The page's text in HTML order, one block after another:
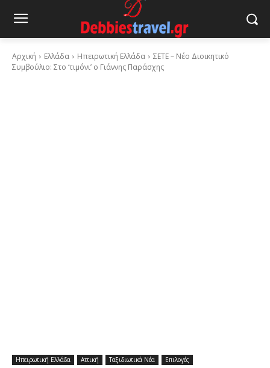
Αρχική Ελλάδα Ηπειρωτική Ελλάδα
ΣΕΤΕ – Νέο Διοικητικό
Συμβούλιο: Στο ‘τιμόνι’ ο Γιάννης Παράσχης
Ηπειρωτική Ελλάδα Αττική Ταξιδιωτικά Νέα Επιλογές